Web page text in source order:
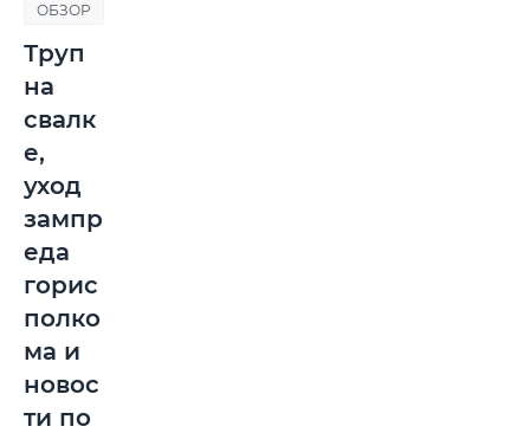
ОБЗОР
Труп
на
свалк
е,
уход
зампр
еда
горис
полко
ма и
новос
ти по